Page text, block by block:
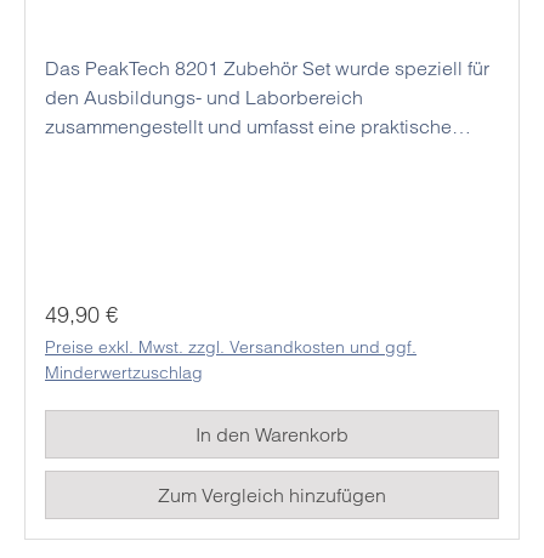
Das PeakTech 8201 Zubehör Set wurde speziell für
den Ausbildungs- und Laborbereich
zusammengestellt und umfasst eine praktische
beanspruchbarem Material gefertigt.
Regulärer Preis:
49,90 €
Preise exkl. Mwst. zzgl. Versandkosten und ggf.
Minderwertzuschlag
In den Warenkorb
Zum Vergleich hinzufügen